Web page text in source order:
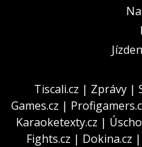
Tiscali.cz | Zprávy |
Games.cz |
Karaoketexty.cz |
Fights.cz | Dokina.cz |